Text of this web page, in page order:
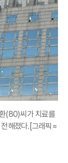
(80)씨가 치료를
전해졌다.[그래픽=